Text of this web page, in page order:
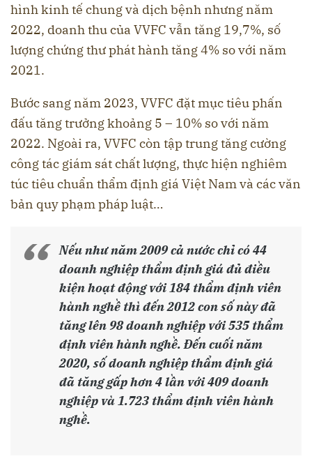
hình kinh tế chung và dịch bệnh nhưng năm
2022, doanh thu của VVFC vẫn tăng 19,7%, số
lượng chứng thư phát hành tăng 4% so với năm
2021.
Bước sang năm 2023, VVFC đặt mục tiêu phấn
đấu tăng trưởng khoảng 5 – 10% so với năm
2022. Ngoài ra, VVFC còn tập trung tăng cường
công tác giám sát chất lượng, thực hiện nghiêm
túc tiêu chuẩn thẩm định giá Việt Nam và các văn
bản quy phạm pháp luật…
Nếu như năm 2009 cả nước chỉ có 44
doanh nghiệp thẩm định giá đủ điều
kiện hoạt động với 184 thẩm định viên
hành nghề thì đến 2012 con số này đã
tăng lên 98 doanh nghiệp với 535 thẩm
định viên hành nghề. Đến cuối năm
2020, số doanh nghiệp thẩm định giá
đã tăng gấp hơn 4 lần với 409 doanh
nghiệp và 1.723 thẩm định viên hành
nghề.